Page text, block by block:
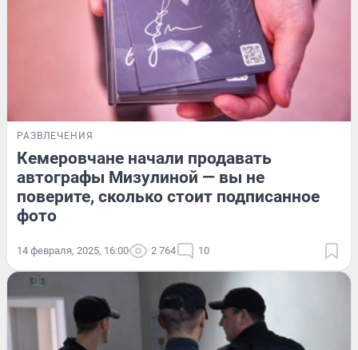
РАЗВЛЕЧЕНИЯ
Кемеровчане начали продавать
автографы Мизулиной — вы не
поверите, сколько стоит подписанное
фото
14 февраля, 2025, 16:00 2 764 10